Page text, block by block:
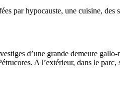
par hypocauste, une cuisine, des
d’une grande demeure gallo-
A l’extérieur, dans le parc,